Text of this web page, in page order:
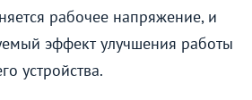
рабочее напряжение, и
эффект улучшения работы
устройства.